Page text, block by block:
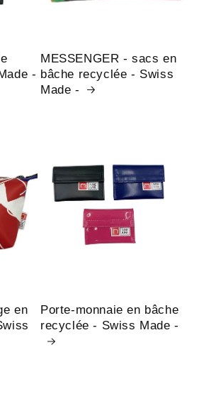
-
MESSENGER - sacs en
bâche recyclée - Swiss
Made -
en
Porte-monnaie en bâche
recyclée - Swiss Made -